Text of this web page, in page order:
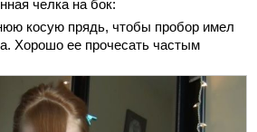
челка на бок:
косую прядь, чтобы пробор имел
Хорошо ее прочесать частым